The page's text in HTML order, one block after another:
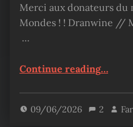
Merci aux donateurs du
Mondes ! ! Dranwine //
…
Continue reading“Tour des Mondes – Chapitre 420”
…
09/06/2026 2